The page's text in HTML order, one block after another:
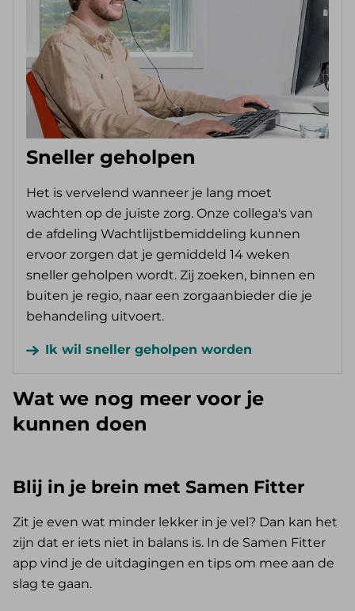
Sneller geholpen
Het is vervelend wanneer je lang moet
wachten op de juiste zorg. Onze collega's van
de afdeling Wachtlijstbemiddeling kunnen
ervoor zorgen dat je gemiddeld 14 weken
sneller geholpen wordt. Zij zoeken, binnen en
buiten je regio, naar een zorgaanbieder die je
behandeling uitvoert.
Ik wil sneller geholpen worden
Wat we nog meer voor je
kunnen doen
Blij in je brein met Samen Fitter
Zit je even wat minder lekker in je vel? Dan kan het
zijn dat er iets niet in balans is. In de Samen Fitter
app vind je de uitdagingen en tips om mee aan de
slag te gaan.